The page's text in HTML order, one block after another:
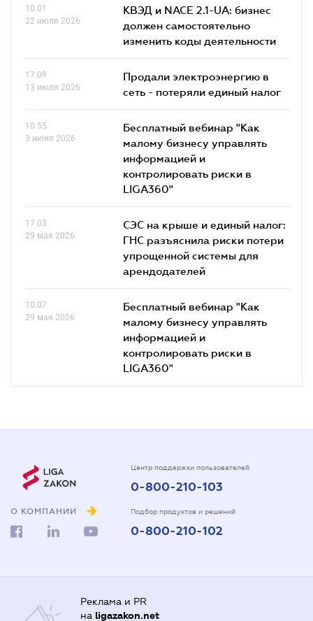
10.01
22 июля 2026
КВЭД и NACE 2.1-UA: бизнес
должен самостоятельно
изменить коды деятельности
17.09
13 июля 2026
Продали электроэнергию в
сеть - потеряли единый налог
10.55
3 июня 2026
Бесплатный вебинар "Как
малому бизнесу управлять
информацией и
контролировать риски в
LIGA360"
17.03
29 мая 2026
СЭС на крыше и единый налог:
ГНС разъяснила риски потери
упрощенной системы для
арендодателей
10.07
29 мая 2026
Бесплатный вебинар "Как
малому бизнесу управлять
информацией и
контролировать риски в
LIGA360"
О КОМПАНИИ
Центр поддержки пользователей
0-800-210-103
Подбор продуктов и решений
0-800-210-102
Реклама и PR
на ligazakon.net